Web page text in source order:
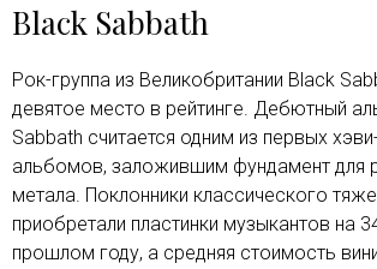
Black Sabbath
Рок-группа из Великобритании Black
девятое место в рейтинге. Дебютный
Sabbath считается одним из первых
альбомов, заложившим фундамент для
метала. Поклонники классического
приобретали пластинки музыкантов на
прошлом году, а средняя стоимость